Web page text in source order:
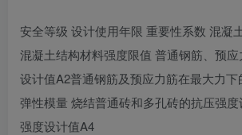
安全等级 设计使用年限 重要性系数 混凝
混凝土结构材料强度限值 普通钢筋、预应
设计值A2普通钢筋及预应力筋在最大力下
弹性模量 烧结普通砖和多孔砖的抗压强
强度设计值A4